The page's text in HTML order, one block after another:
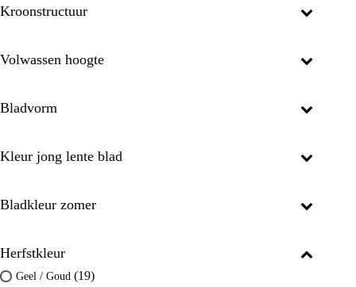
Kroonstructuur
Volwassen hoogte
Bladvorm
Kleur jong lente blad
Bladkleur zomer
Herfstkleur
Geel / Goud (19)